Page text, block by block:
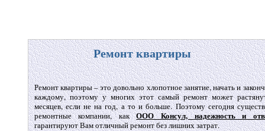
Ремонт квартиры
Ремонт квартиры – это довольно хлопотное занятие, начать и
каждому, поэтому у многих этот самый ремонт может
месяцев, если не на год, а то и больше. Поэтому сегодня
ремонтные компании, какООО Консул, надежность и
гарантируют Вам отличный ремонт без лишних затрат.